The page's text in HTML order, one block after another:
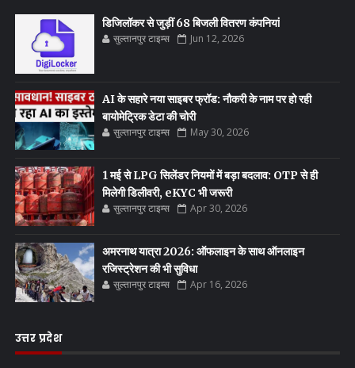
डिजिलॉकर से जुड़ीं 68 बिजली वितरण कंपनियां
सुल्तानपुर टाइम्स Jun 12, 2026
AI के सहारे नया साइबर फ्रॉड: नौकरी के नाम पर हो रही
बायोमेट्रिक डेटा की चोरी
सुल्तानपुर टाइम्स May 30, 2026
1 मई से LPG सिलेंडर नियमों में बड़ा बदलाव: OTP से ही
मिलेगी डिलीवरी, eKYC भी जरूरी
सुल्तानपुर टाइम्स Apr 30, 2026
अमरनाथ यात्रा 2026: ऑफलाइन के साथ ऑनलाइन
रजिस्ट्रेशन की भी सुविधा
सुल्तानपुर टाइम्स Apr 16, 2026
उत्तर प्रदेश